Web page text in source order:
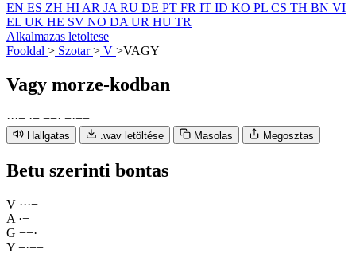
EN ES ZH HI AR JA RU DE PT FR IT ID KO PL CS TH BN VI
EL UK HE SV NO DA UR HU TR
Alkalmazas letoltese
Fooldal > Szotar> V >VAGY
Vagy morze-kodban
···− ·− −−· −·−−
Hallgatas .wav letöltése Masolas Megosztas
Betu szerinti bontas
V ···−
A ·−
G −−·
Y −·−−